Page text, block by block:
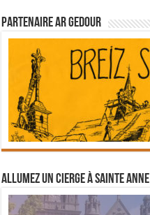
Partenaire Ar Gedour
Allumez un cierge à Sainte Anne